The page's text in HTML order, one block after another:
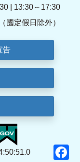
| 13:30～17:30
國定假日除外）
告